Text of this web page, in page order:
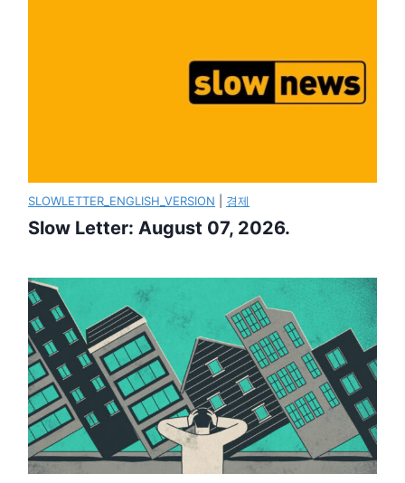
SLOWLETTER_ENGLISH_VERSION 경제
Slow Letter: August 07, 2026.